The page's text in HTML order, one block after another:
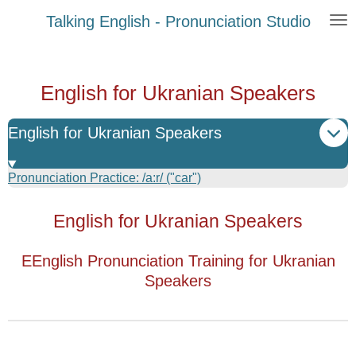
Talking English - Pronunciation Studio
English for Ukranian Speakers
English for Ukranian Speakers
Pronunciation Practice: /a:r/ ("car")
English for Ukranian Speakers
EEnglish Pronunciation Training for Ukranian
Speakers